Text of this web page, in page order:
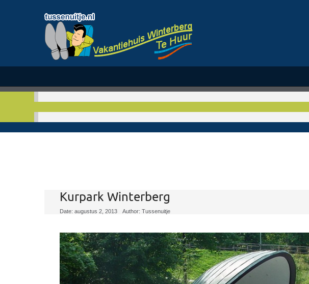
Kurpark Winterberg
Date: augustus 2, 2013 Author: Tussenuitje